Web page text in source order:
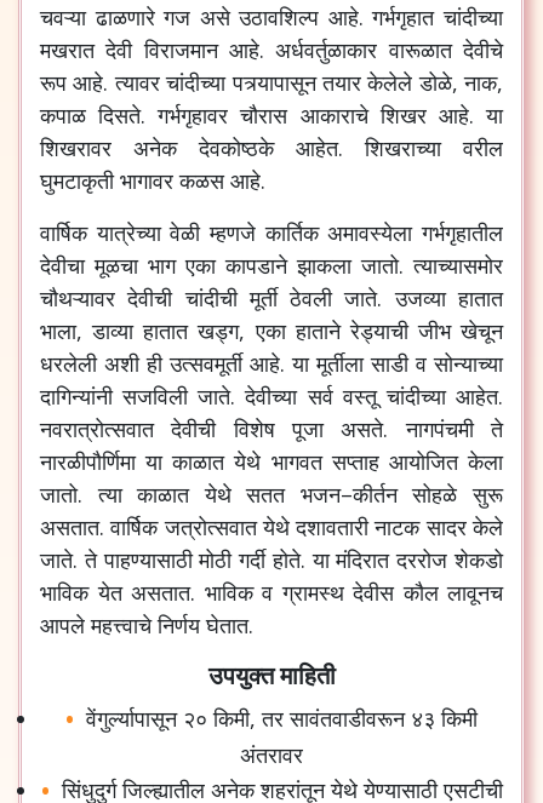
चवऱ्या ढाळणारे गज असे उठावशिल्प आहे.गर्भगृहात चांदीच्या
मखरात देवी विराजमान आहे.अर्धवर्तुळाकार वारूळात देवीचे
रूप आहे.त्यावर चांदीच्या पत्र्यापासून तयार केलेले डोळे,नाक,
कपाळ दिसते.गर्भगृहावर चौरास आकाराचे शिखर आहे.या
शिखरावर
अनेक देवकोष्ठके आहेत.शिखराच्या
वरील
घुमटाकृती भागावर कळस आहे.
वार्षिक यात्रेच्या वेळी म्हणजे कार्तिक अमावस्येला गर्भगृहातील
देवीचा मूळचा भाग एका कापडाने झाकला जातो.त्याच्यासमोर
चौथऱ्यावर देवीची चांदीची मूर्ती ठेवली जाते.उजव्या हातात
भाला,डाव्या हातात खड्ग,एका हाताने रेड्याची जीभ खेचून
धरलेली अशी ही उत्सवमूर्ती आहे.या मूर्तीला साडी व सोन्याच्या
दागिन्यांनी सजविली जाते.देवीच्या सर्व वस्तू चांदीच्या आहेत.
नवरात्रोत्सवात देवीची विशेष पूजा असते.नागपंचमी ते
नारळीपौर्णिमा या काळात येथे भागवत सप्ताह आयोजित केला
जातो.त्या काळात येथे सतत भजन–कीर्तन सोहळे सुरू
असतात.वार्षिक जत्रोत्सवात येथे दशावतारी नाटक सादर केले
जाते.ते पाहण्यासाठी मोठी गर्दी होते.या मंदिरात दररोज शेकडो
भाविक येत असतात. भाविक व ग्रामस्थ देवीस कौल लावूनच
आपले महत्त्वाचे निर्णय घेतात.
उपयुक्त माहिती
वेंगुर्ल्यापासून २० किमी,तर सावंतवाडीवरून ४३ किमी
अंतरावर
सिंधुदुर्ग जिल्ह्यातील अनेक शहरांतून येथे येण्यासाठी एसटीची